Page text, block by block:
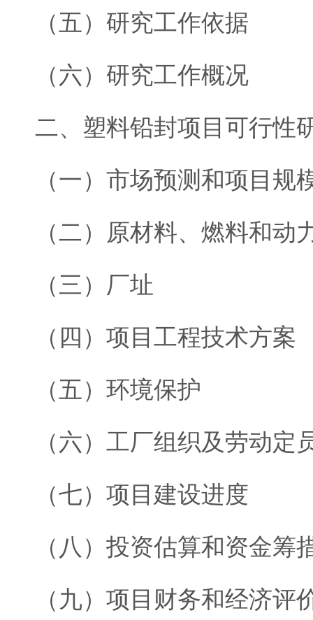
（五）研究工作依据
（六）研究工作概况
二、塑料铅封项目可行性
（一）市场预测和项目规
（二）原材料、燃料和动
（三）厂址
（四）项目工程技术方案
（五）环境保护
（六）工厂组织及劳动定
（七）项目建设进度
（八）投资估算和资金筹
（九）项目财务和经济评